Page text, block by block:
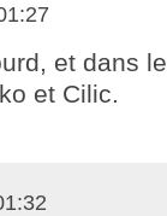
et dans
et Cilic.